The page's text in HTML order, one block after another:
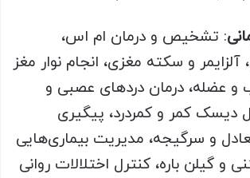
: تشخیص و درمان ام اس،
آلزایمر و سکته مغزی، انجام نوار مغز
و عضله، درمان دردهای عصبی و
دیسک کمر و کمردرد، پیگیری
و سرگیجه، مدیریت بیماری‌هایی
و گیلن باره، کنترل اختلالات روانی